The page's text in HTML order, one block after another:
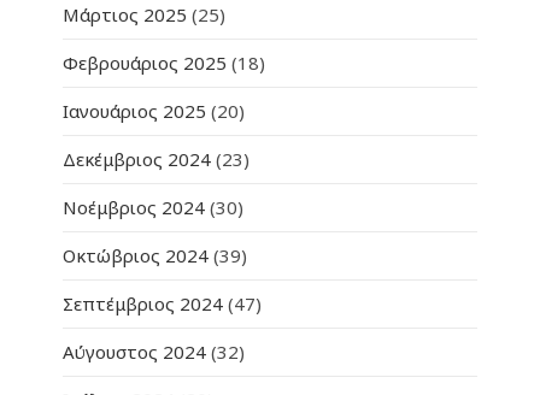
Μάρτιος 2025 (25)
Φεβρουάριος 2025 (18)
Ιανουάριος 2025 (20)
Δεκέμβριος 2024 (23)
Νοέμβριος 2024 (30)
Οκτώβριος 2024 (39)
Σεπτέμβριος 2024 (47)
Αύγουστος 2024 (32)